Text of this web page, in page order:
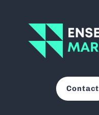
Contact